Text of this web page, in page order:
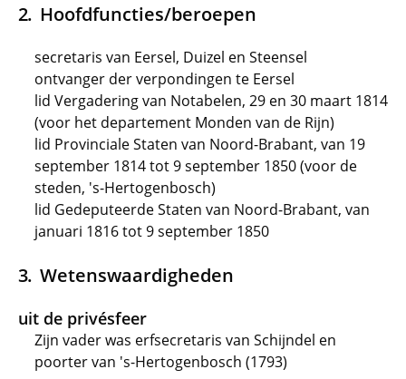
Hoofdfuncties/beroepen
secretaris van Eersel, Duizel en Steensel
ontvanger der verpondingen te Eersel
lid Vergadering van Notabelen, 29 en 30 maart 1814
(voor het departement Monden van de Rijn)
lid Provinciale Staten van Noord-Brabant, van 19
september 1814 tot 9 september 1850 (voor de
steden, 's-Hertogenbosch)
lid Gedeputeerde Staten van Noord-Brabant, van
januari 1816 tot 9 september 1850
Wetenswaardigheden
uit de privésfeer
Zijn vader was erfsecretaris van Schijndel en
poorter van 's-Hertogenbosch (1793)